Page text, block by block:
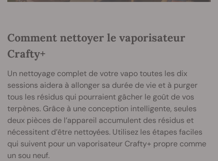
Comment nettoyer le vaporisateur
Crafty+
Un nettoyage complet de votre vapo toutes les dix
sessions aidera à allonger sa durée de vie et à purger
tous les résidus qui pourraient gâcher le goût de vos
terpènes. Grâce à une conception intelligente, seules
deux pièces de l’appareil accumulent des résidus et
nécessitent d’être nettoyées. Utilisez les étapes faciles
qui suivent pour un vaporisateur Crafty+ propre comme
un sou neuf.